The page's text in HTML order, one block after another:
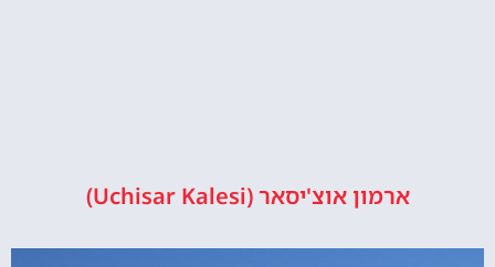
ארמון אוצ'יסאר (Uchisar Kalesi)